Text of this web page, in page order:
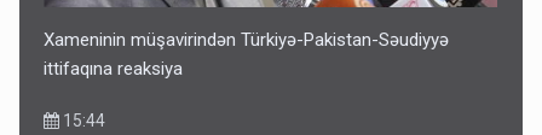
Xameninin müşavirindən Türkiyə-Pakistan-Səudiyyə
ittifaqına reaksiya
15:44